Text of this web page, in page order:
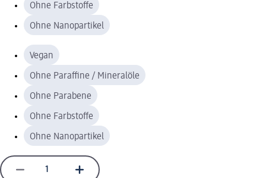
Ohne Farbstoffe
Ohne Nanopartikel
Vegan
Ohne Paraffine / Mineralöle
Ohne Parabene
Ohne Farbstoffe
Ohne Nanopartikel